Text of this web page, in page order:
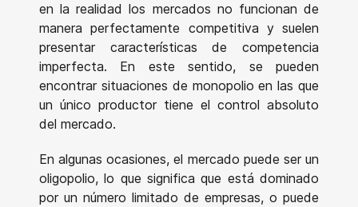
en la realidad los mercados no funcionan de
manera perfectamente competitiva y suelen
presentar características de competencia
imperfecta. En este sentido, se pueden
encontrar situaciones de monopolio en las que
un único productor tiene el control absoluto
del mercado.
En algunas ocasiones, el mercado puede ser un
oligopolio, lo que significa que está dominado
por un número limitado de empresas, o puede